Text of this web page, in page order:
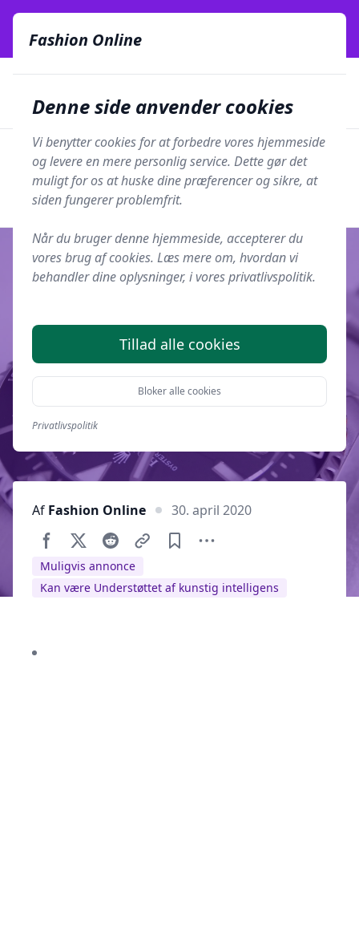
Fashion Online - Din genvej til stil, trends og smarte fund
online siden 2017
Lynhurtig levering ⭐⭐⭐⭐⭐✨981 forskellige produkttyper
Fashion Online
Søg
3 Modetrends for Mænd, der
Hitter Denne Sommer
Af Fashion Online 30. april 2020
Muligvis annonce
Kan være Understøttet af kunstig intelligens
Fashion Online
Denne side anvender cookies
Vi benytter cookies for at forbedre vores hjemmeside
og levere en mere personlig service. Dette gør det
muligt for os at huske dine præferencer og sikre, at
siden fungerer problemfrit.
Når du bruger denne hjemmeside, accepterer du
vores brug af cookies. Læs mere om, hvordan vi
behandler dine oplysninger, i vores privatlivspolitik.
Tillad alle cookies
Bloker alle cookies
Privatlivspolitik